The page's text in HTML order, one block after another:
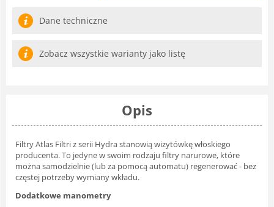
Dane techniczne
Zobacz wszystkie warianty jako listę
Opis
Filtry Atlas Filtri z serii Hydra stanowią wizytówkę włoskiego
producenta. To jedyne w swoim rodzaju filtry narurowe, które
można samodzielnie (lub za pomocą automatu) regenerować - bez
częstej potrzeby wymiany wkładu.
Dodatkowe manometry